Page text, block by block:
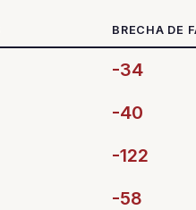
BRECHA DE
-34
-40
-122
-58